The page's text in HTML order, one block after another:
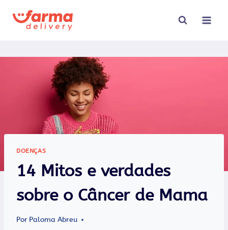
para
DOENÇAS
14 Mitos e verdades
sobre o Câncer de Mama
Por Paloma Abreu